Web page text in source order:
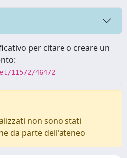
per citare o creare un
11572/46472
non sono stati
da parte dell'ateneo